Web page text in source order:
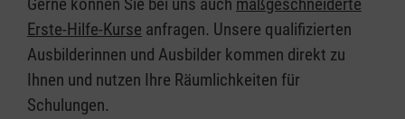
Gerne können Sie bei uns auch maßgeschneiderte
Erste-Hilfe-Kurse anfragen. Unsere qualifizierten
Ausbilderinnen und Ausbilder kommen direkt zu
Ihnen und nutzen Ihre Räumlichkeiten für
Schulungen.